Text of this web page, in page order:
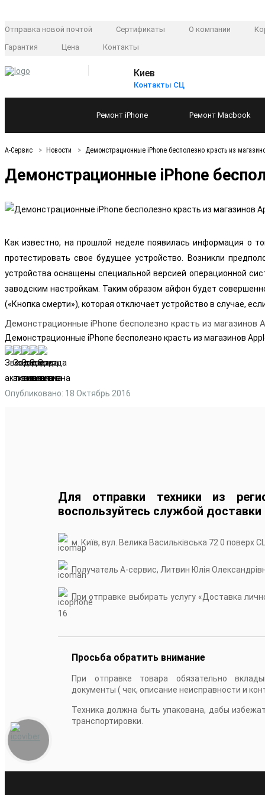
Отправка новой почтой Сертификаты О компании
Гарантия
Цена Контакты
Киев
Контакты СЦ
Ремонт iPhone Ремонт Macbook
А-Сервис Новости Демонстрационные iPhone бесполезно красть из
Демонстрационные iPhone
Как известно, на прошлой неделе появилась информация о
протестировать свое будущее устройство. Возникли
устройства оснащены специальной версией операционной
заводским настройкам. Таким образом айфон будет
(«Кнопка смерти»), которая отключает устройство в случае,
Демонстрационные iPhone бесполезно красть из магазинов
Демонстрационные iPhone бесполезно красть из магазинов
Опубликовано: 18 Октябрь 2016
Для отправки техники из
воспользуйтесь службой доставки
м. Київ, вул. Велика Васильківська 72 0 поверх
Получатель А-сервис, Литвин Юлія
При отправке выбирать услугу «Доставка
16
Просьба обратить внимание
При отправке товара обязательно
документы ( чек, описание неисправности и
Техника должна быть упакована, дабы
транспортировки.